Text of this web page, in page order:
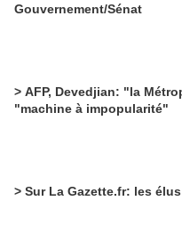
Gouvernement/Sénat
> AFP, Devedjian: "la
"machine à impopularité"
> Sur La Gazette.fr: les